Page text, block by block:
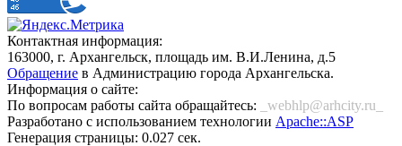
Контактная информация:
163000, г. Архангельск, площадь им. В.И.Ленина, д.5
Обращение в Администрацию города Архангельска.
Информация о сайте:
По вопросам работы сайта обращайтесь:
_webhlp@arhcity.ru_
Разработано с использованием технологии Apache::ASP
Генерация страницы: 0.027 сек.